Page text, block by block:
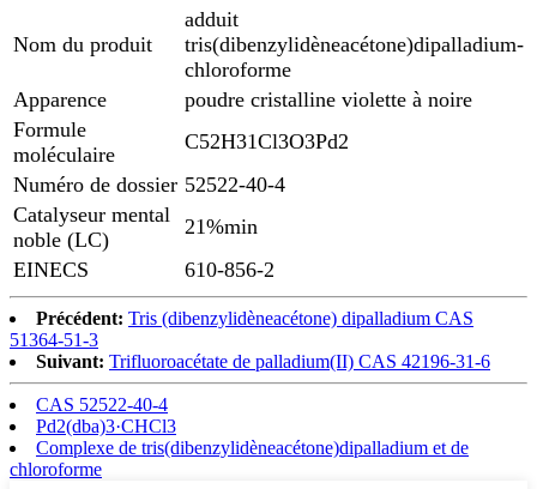
Nom du produit
adduit
tris(dibenzylidèneacétone)dipalladium-
chloroforme
Apparence
poudre cristalline violette à noire
Formule
moléculaire
C52H31Cl3O3Pd2
Numéro de dossier 52522-40-4
Catalyseur mental
noble (LC)
21%min
EINECS
610-856-2
Précédent: Tris (dibenzylidèneacétone) dipalladium CAS
51364-51-3
Suivant: Trifluoroacétate de palladium(II) CAS 42196-31-6
CAS 52522-40-4
Pd2(dba)3·CHCl3
Complexe de tris(dibenzylidèneacétone)dipalladium et de
chloroforme